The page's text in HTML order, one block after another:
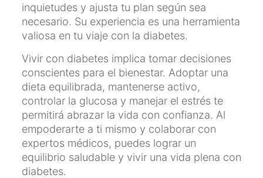
inquietudes y ajusta tu plan según sea
necesario. Su experiencia es una herramienta
valiosa en tu viaje con la diabetes.
Vivir con diabetes implica tomar decisiones
conscientes para el bienestar. Adoptar una
dieta equilibrada, mantenerse activo,
controlar la glucosa y manejar el estrés te
permitirá abrazar la vida con confianza. Al
empoderarte a ti mismo y colaborar con
expertos médicos, puedes lograr un
equilibrio saludable y vivir una vida plena con
diabetes.